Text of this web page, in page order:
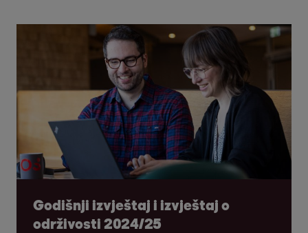
Godišnji izvještaj i izvještaj o
održivosti 2024/25